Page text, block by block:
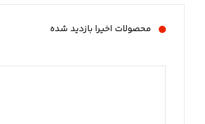
محصولات اخیرا بازدید شده